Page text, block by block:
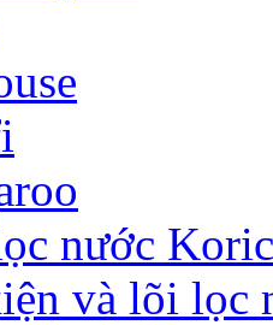
nước
và lõi lọc